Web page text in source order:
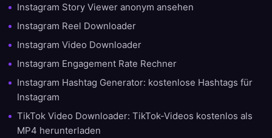
Instagram Story Viewer anonym ansehen
Instagram Reel Downloader
Instagram Video Downloader
Instagram Engagement Rate Rechner
Instagram Hashtag Generator: kostenlose Hashtags für
Instagram
TikTok Video Downloader: TikTok-Videos kostenlos als
MP4 herunterladen